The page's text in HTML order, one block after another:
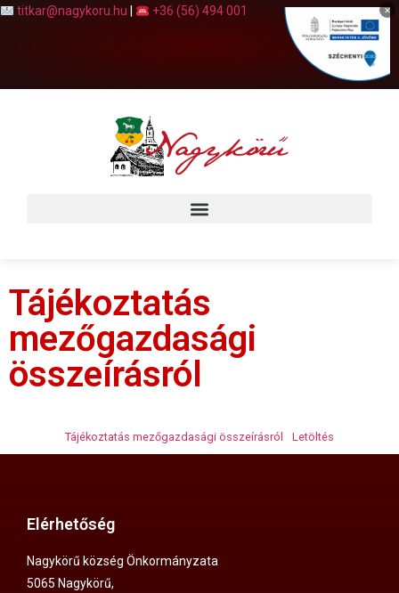
titkar@nagykoru.hu +36 (56) 494 001 ×
Tájékoztatás
mezőgazdasági
összeírásról
Tájékoztatás mezőgazdasági összeírásról Letöltés
Elérhetőség
Nagykörű község Önkormányzata
5065 Nagykörű,